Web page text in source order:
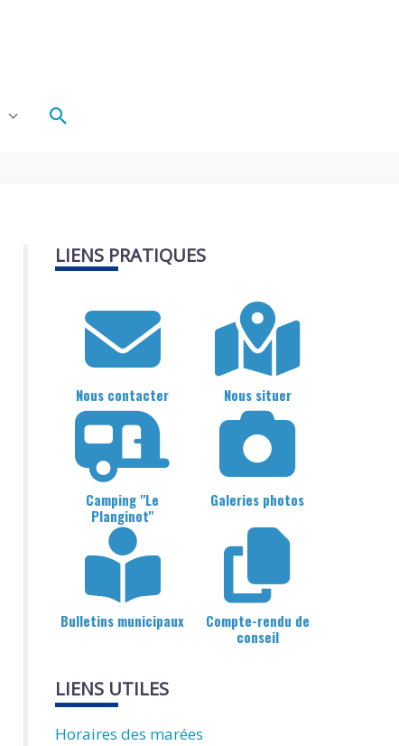
Rechercher
LIENS PRATIQUES
Nous contacter Nous situer
Camping "Le
Planginot"
Galeries photos
Bulletins municipaux
Compte-rendu de
conseil
LIENS UTILES
Horaires des marées